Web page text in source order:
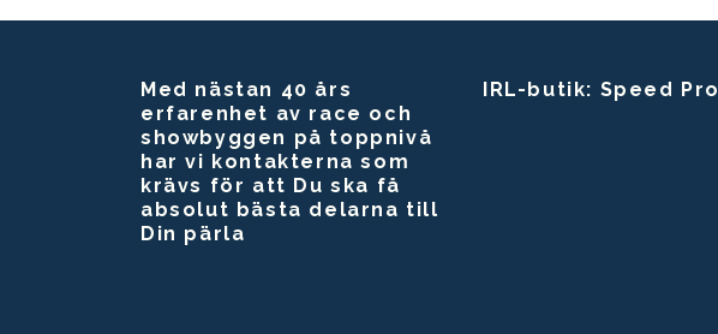
Med nästan 40 års
erfarenhet av race och
showbyggen på toppnivå
har vi kontakterna som
krävs för att Du ska få
absolut bästa delarna till
Din pärla
IRL-butik: Speed Pro